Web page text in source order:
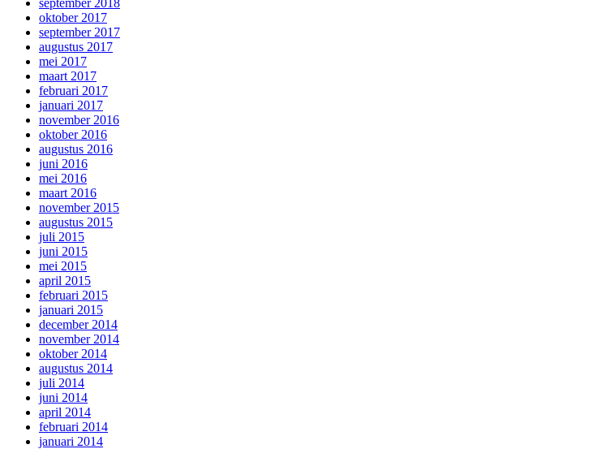
oktober 2017
september 2017
augustus 2017
mei 2017
maart 2017
februari 2017
januari 2017
november 2016
oktober 2016
augustus 2016
juni 2016
mei 2016
maart 2016
november 2015
augustus 2015
juli 2015
juni 2015
mei 2015
april 2015
februari 2015
januari 2015
december 2014
november 2014
oktober 2014
augustus 2014
juli 2014
juni 2014
april 2014
februari 2014
januari 2014